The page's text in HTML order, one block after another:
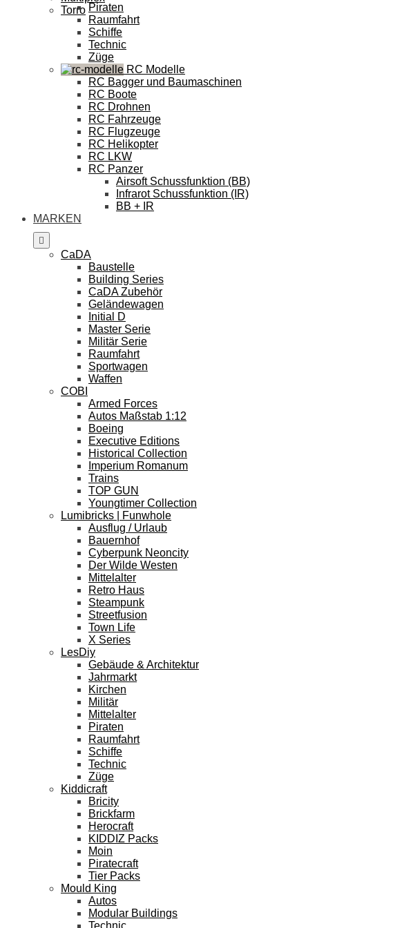
Torro Piraten
Raumfahrt
Schiffe
Technic
Züge
RC Modelle
RC Bagger und Baumaschinen
RC Boote
RC Drohnen
RC Fahrzeuge
RC Flugzeuge
RC Helikopter
RC LKW
RC Panzer
Airsoft Schussfunktion (BB)
Infrarot Schussfunktion (IR)
BB + IR
MARKEN
CaDA
Baustelle
Building Series
CaDA Zubehör
Geländewagen
Initial D
Master Serie
Militär Serie
Raumfahrt
Sportwagen
Waffen
COBI
Armed Forces
Autos Maßstab 1:12
Boeing
Executive Editions
Historical Collection
Imperium Romanum
Trains
TOP GUN
Youngtimer Collection
Lumibricks | Funwhole
Ausflug / Urlaub
Bauernhof
Cyberpunk Neoncity
Der Wilde Westen
Mittelalter
Retro Haus
Steampunk
Streetfusion
Town Life
X Series
LesDiy
Gebäude & Architektur
Jahrmarkt
Kirchen
Militär
Mittelalter
Piraten
Raumfahrt
Schiffe
Technic
Züge
Kiddicraft
Bricity
Brickfarm
Herocraft
KIDDIZ Packs
Moin
Piratecraft
Tier Packs
Mould King
Autos
Modular Buildings
Technic